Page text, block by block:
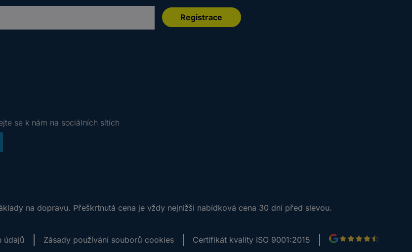
Registrace
se k nám na sociálních sítích
na dopravu. Přeškrtnutá cena je vždy nejnižší nabídková cena 30 dní před slevou.
údajů Zásady používání souborů cookies Certifikát kvality ISO 9001:2015